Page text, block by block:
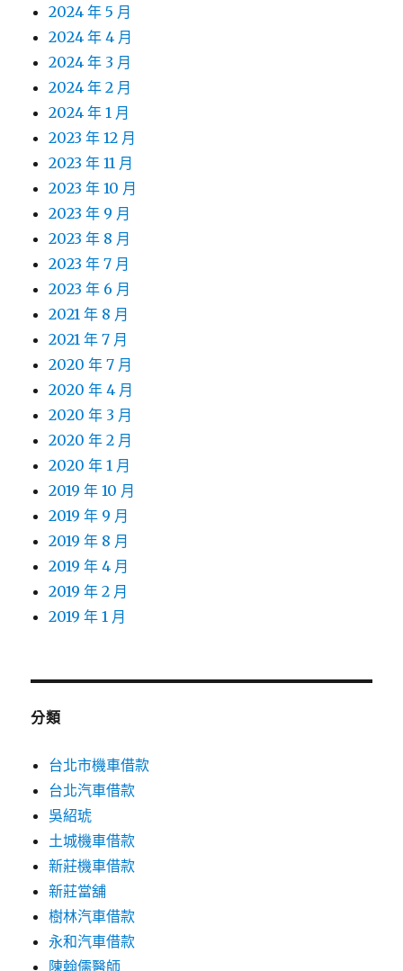
2024 年 5 月
2024 年 4 月
2024 年 3 月
2024 年 2 月
2024 年 1 月
2023 年 12 月
2023 年 11 月
2023 年 10 月
2023 年 9 月
2023 年 8 月
2023 年 7 月
2023 年 6 月
2021 年 8 月
2021 年 7 月
2020 年 7 月
2020 年 4 月
2020 年 3 月
2020 年 2 月
2020 年 1 月
2019 年 10 月
2019 年 9 月
2019 年 8 月
2019 年 4 月
2019 年 2 月
2019 年 1 月
分類
台北市機車借款
台北汽車借款
吳紹琥
土城機車借款
新莊機車借款
新莊當舖
樹林汽車借款
永和汽車借款
陳翰儒醫師